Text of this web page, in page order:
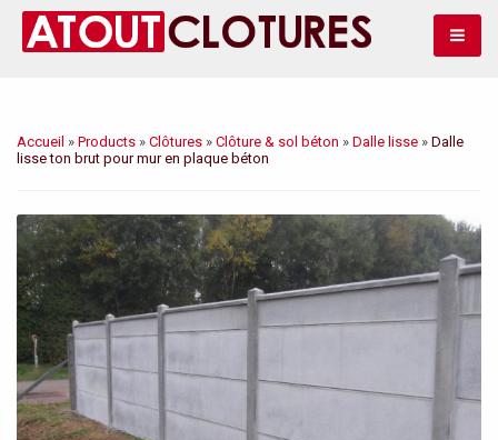
Accueil » Products » Clôtures » Clôture & sol béton » Dalle lisse » Dalle
lisse ton brut pour mur en plaque béton